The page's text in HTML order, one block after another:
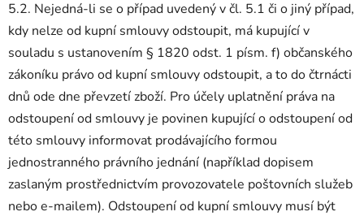
5.2. Nejedná-li se o případ uvedený v čl. 5.1 či o jiný případ,
kdy nelze od kupní smlouvy odstoupit, má kupující v
souladu s ustanovením § 1820 odst. 1 písm. f) občanského
zákoníku právo od kupní smlouvy odstoupit, a to do čtrnácti
dnů ode dne převzetí zboží. Pro účely uplatnění práva na
odstoupení od smlouvy je povinen kupující o odstoupení od
této smlouvy informovat prodávajícího formou
jednostranného právního jednání (například dopisem
zaslaným prostřednictvím provozovatele poštovních služeb
nebo e-mailem). Odstoupení od kupní smlouvy musí být